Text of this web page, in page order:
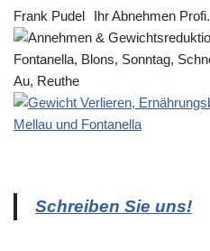
Frank Pudel Ihr Abnehmen Profi.
Schreiben Sie uns!